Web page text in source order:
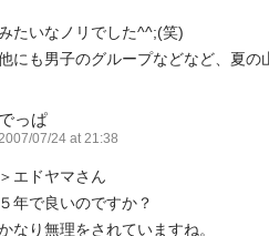
たいなノリでした^^;(笑)
にも男子のグループなどなど、夏の
でっぱ
07/24 at 21:38
＞エドヤマさん
５年で良いのですか？
なり無理をされていますね。